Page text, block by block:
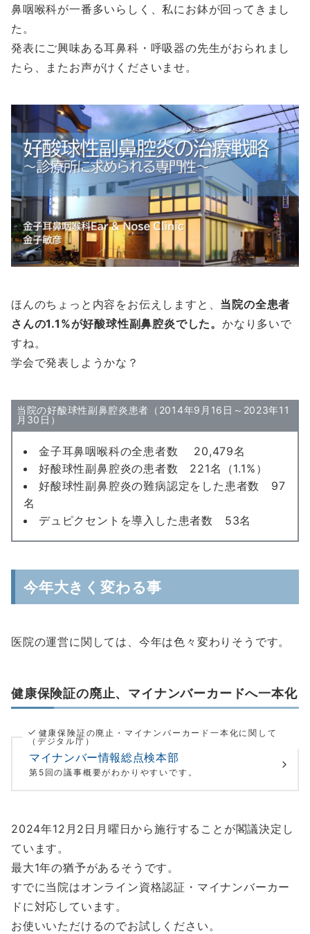
鼻咽喉科が一番多いらしく、私にお鉢が回ってきまし
た。
発表にご興味ある耳鼻科・呼吸器の先生がおられまし
たら、またお声がけくださいませ。
ほんのちょっと内容をお伝えしますと、 当院の全患者
さんの1.1%が好酸球性副鼻腔炎でした。 かなり多いで
すね。
学会で発表しようかな？
当院の好酸球性副鼻腔炎患者（2014年9月16日～2023年11
月30日）
金子耳鼻咽喉科の全患者数 20,479名
好酸球性副鼻腔炎の患者数 221名（1.1%）
好酸球性副鼻腔炎の難病認定をした患者数 97
名
デュピクセントを導入した患者数 53名
今年大きく変わる事
医院の運営に関しては、今年は色々変わりそうです。
健康保険証の廃止、マイナンバーカードへ一本化
健康保険証の廃止・マイナンバーカード一本化に関して
（デジタル庁）
マイナンバー情報総点検本部
第5回の議事概要がわかりやすいです。
2024年12月2日月曜日から施行することが閣議決定し
ています。
最大1年の猶予があるそうです。
すでに当院はオンライン資格認証・マイナンバーカー
ドに対応しています。
お使いいただけるのでお試しください。